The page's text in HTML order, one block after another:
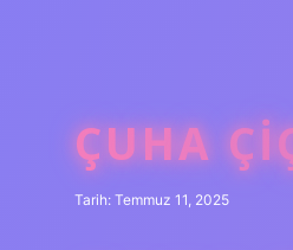
ÇUHA
Tarih: Temmuz 11, 2025